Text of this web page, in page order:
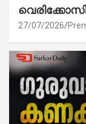
27/07/2026